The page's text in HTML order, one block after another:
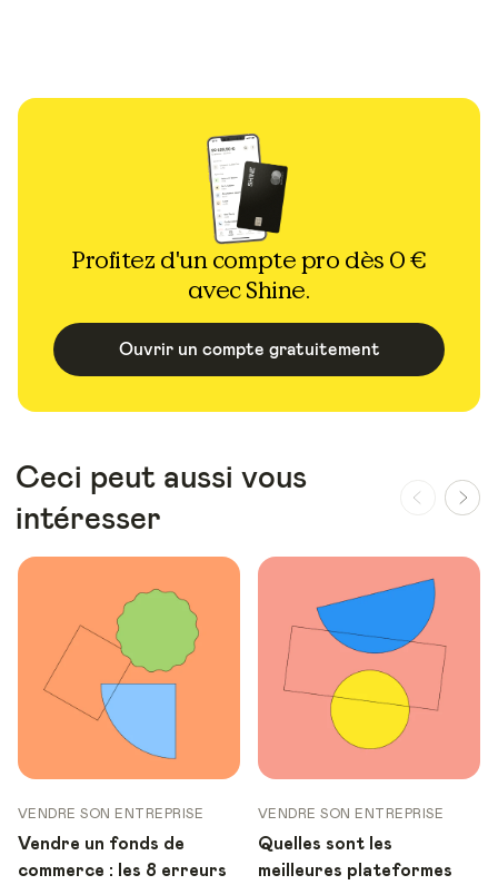
Profitez d'un compte pro dès 0 €
avec Shine.
Ouvrir un compte gratuitement
Ceci peut aussi vous
intéresser
VENDRE SON ENTREPRISE
Vendre un fonds de
commerce : les 8 erreurs
VENDRE SON ENTREPRISE
Quelles sont les
meilleures plateformes